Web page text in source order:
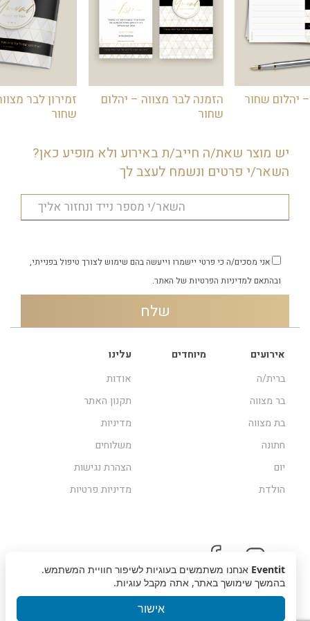
יהלום שחור
הזמנה לבר מצווה – יהלום
שחור
זמירון לבר
שחור
יש מוצר שאת/ה חייב/ת באירוע ולא מופיע כאן?
השאר/י פרטים ונשמח לעצב לך
אני מסכים/ה כי פרטי יישמרו וייעשה בהם שימוש לצורך טיפול בפנייתי,
ובהתאם למדיניות הפרטיות של האתר.
אירועים
ברית/ה
בר מצווה
בת מצווה
חתונה
יום
הולדת
מיוחדים
עלינו
אודות
תקנון האתר
מדיניות
משלוחים
הצהרת נגישות
מדיניות פרטיות
Eventit אנחנו משתמשים בעוגיות לשיפור חוויית המשתמש.
בהמשך שימושך באתר, אתה מקבל עוגיות.
אישור